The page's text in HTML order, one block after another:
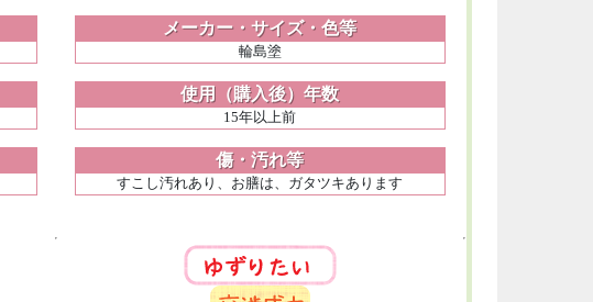
メーカー・サイズ・色等
輪島塗
使用（購入後）年数
15年以上前
傷・汚れ等
すこし汚れあり、お膳は、ガタツキあります